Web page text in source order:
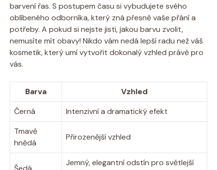
barvení řas. S postupem času si vybudujete svého
oblíbeného odborníka, který zná přesně vaše přání a
potřeby. A pokud si nejste jisti, jakou barvu zvolit,
nemusíte mít obavy! Nikdo vám nedá lepší radu než váš
kosmetik, který umí vytvořit dokonalý vzhled právě pro
vás.
Barva
Vzhled
Černá
Intenzivní a dramatický efekt
Tmavě
hnědá
Přirozenější vzhled
Jemný, elegantní odstín pro světlejší